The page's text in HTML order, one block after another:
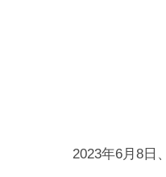
2023年6月8日